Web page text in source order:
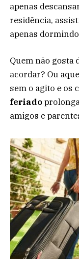
apenas
residência,
apenas
Quem não gosta
acordar? Ou
sem o agito e os
feriado
amigos e